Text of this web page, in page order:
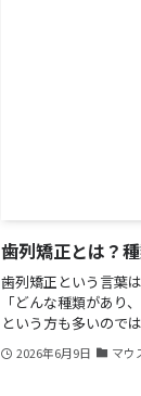
歯列矯正とは？
歯列矯正という言葉
「どんな種類があり
という方も多いので
2026年6月9日 マウ